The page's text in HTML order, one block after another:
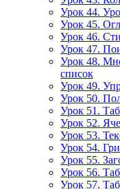
Урок 44.
Урок 45.
Урок 46.
Урок 47.
Урок 48.
список
Урок 49.
Урок 50.
Урок 51.
Урок 52.
Урок 53.
Урок 54.
Урок 55.
Урок 56.
Урок 57.